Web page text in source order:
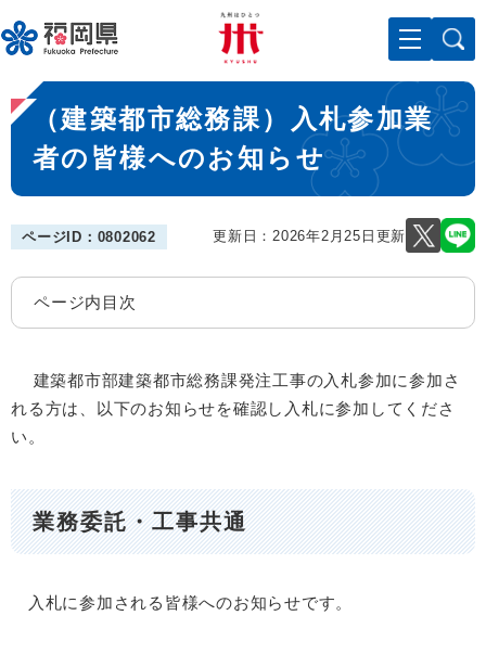
ー
ジ
先
頭
。
メニューを飛ばして本文へ
本
文
（建築都市総務課）入札参加業
者の皆様へのお知らせ
ページID：0802062 更新日：2026年2月25日更新
ページ内目次
建築都市部建築都市総務課発注工事の入札参加に参加さ
れる方は、以下のお知らせを確認し入札に参加してくださ
い。
業務委託・工事共通
入札に参加される皆様へのお知らせです。